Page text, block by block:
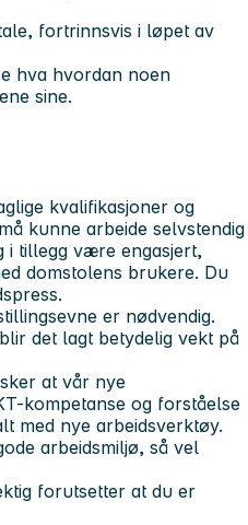
fortrinnsvis i løpet av
hva hvordan noen
sine.
kvalifikasjoner og
kunne arbeide selvstendig
tillegg være engasjert,
domstolens brukere. Du
er nødvendig.
det lagt betydelig vekt på
at vår nye
kompetanse og forståelse
med nye arbeidsverktøy.
arbeidsmiljø, så vel
forutsetter at du er